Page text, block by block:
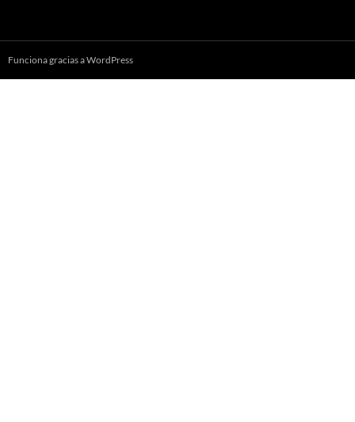
Funciona gracias a WordPress